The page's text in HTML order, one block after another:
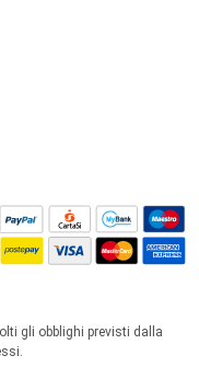
gli obblighi previsti dalla